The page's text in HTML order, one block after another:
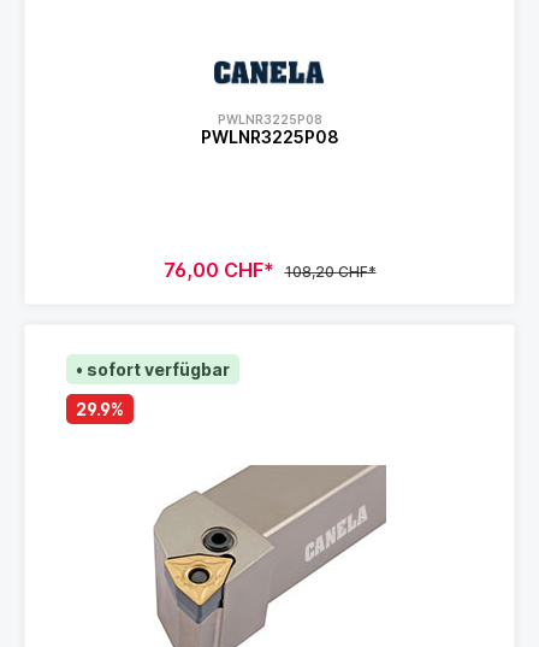
PWLNR3225P08
PWLNR3225P08
76,00 CHF* 108,20 CHF*
• sofort verfügbar
29.9%